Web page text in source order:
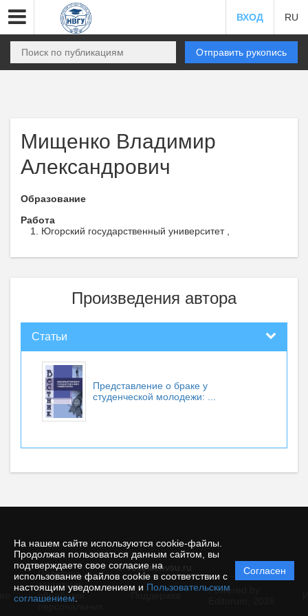
На нашем сайте используются cookie-файлы.
Продолжая пользоваться данным сайтом, вы
подтверждаете свое согласие на
использование файлов cookie в соответствии с
настоящим уведомлением и Пользовательским
соглашением
Согласен
ВХОД RU
Отправить рукопись
Мищенко Владимир
Александрович
Образование
Работа
Югорский государственный университет ,
Произведения автора
Статьи
Представление о браке у
студенческой молодежи: ...
© vestnik.nvsu.ru
Политика
защиты и
обработки
Powered by